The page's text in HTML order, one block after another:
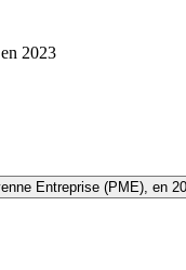
2023
Entreprise (PME), en